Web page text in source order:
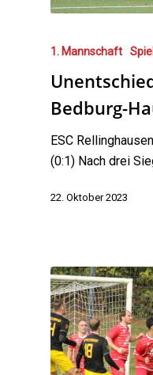
1. Mannschaft
Bedburg-
ESC
(0:1) Nach drei
22. Oktober 2023